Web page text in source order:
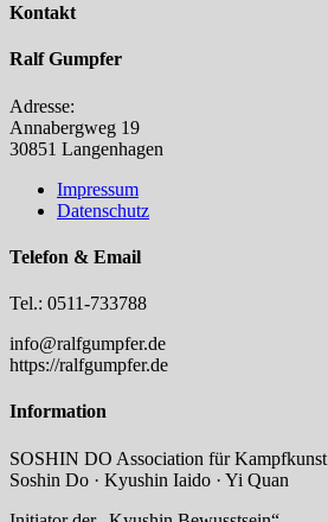
Kontakt
Ralf Gumpfer
Adresse:
Annabergweg 19
30851 Langenhagen
Impressum
Datenschutz
Telefon & Email
Tel.: 0511-733788
info@ralfgumpfer.de
https://ralfgumpfer.de
Information
SOSHIN DO Association für Kampfkunst
Soshin Do · Kyushin Iaido · Yi Quan